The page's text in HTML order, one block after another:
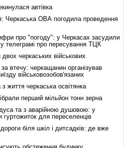
автівка
Черкаська ОВА погодила проведення
про "погоду": у Черкасах засудили
у телеграмі про пересування ТЦК
черкаських військових
втечу: черкащанин організував
військовозобов'язаних
життя черкаська освітянка
перший мільйон тонн зерна
та з аварійною душовою: у
гуртожиток для переселенців
біля шкіл і дитсадків: де вже